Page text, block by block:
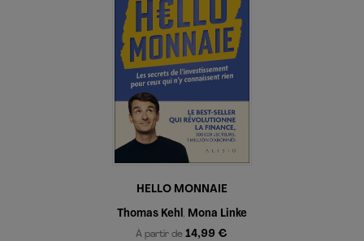
HELLO MONNAIE
Thomas Kehl , Mona Linke
À partir de14,99 €
disposez d'un droit d'accès, de rectification et d'opposition aux
informations qui vous concernent. Vous pouvez exercer ces
droits en nous contactant par courrier à Éditions Alisio, 10
place des cinq martyrs du lycée Buffon 75015 PARIS. Plus
d'information sur
notre politique de protection de vos
données personnelles.